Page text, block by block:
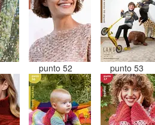
punto 52 punto 53